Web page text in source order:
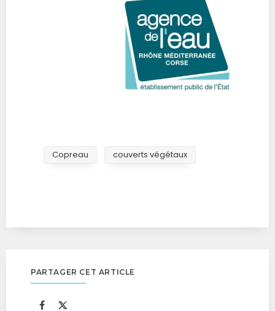
Copreau couverts végétaux
PARTAGER CET ARTICLE